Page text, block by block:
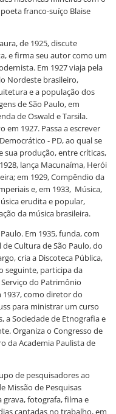
franco-suíço Blaise
de 1925, discute
e firma seu autor como um
Em 1927 viaja pela
Nordeste brasileiro,
e a população dos
de São Paulo, em
de Oswald e Tarsila.
1927. Passa a escrever
- PD, ao qual se
sua produção, entre críticas,
lança Macunaíma, Herói
em 1929, Compêndio da
e, em 1933, Música,
erudita e popular,
da música brasileira.
Em 1935, funda, com
Cultura de São Paulo, do
cria a Discoteca Pública,
seguinte, participa da
do Patrimônio
1937, como diretor do
para ministrar um curso
a Sociedade de Etnografia e
Organiza o Congresso de
da Academia Paulista de
de pesquisadores ao
Missão de Pesquisas
grava, fotografa, filma e
cantadas no trabalho, em